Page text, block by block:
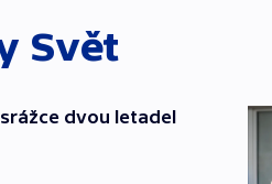
Svět
dvou letadel